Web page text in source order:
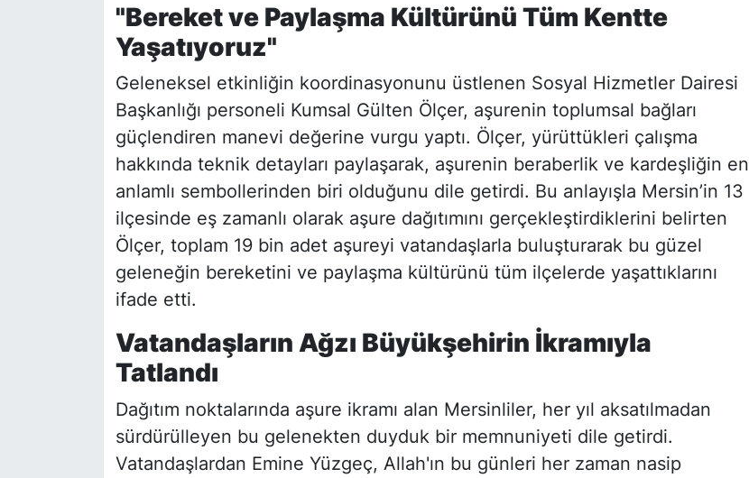
"Bereket ve Paylaşma Kültürünü Tüm Kentte
Yaşatıyoruz"
Geleneksel etkinliğin koordinasyonunu üstlenen Sosyal Hizmetler Dairesi
Başkanlığı personeli Kumsal Gülten Ölçer, aşurenin toplumsal bağları
güçlendiren manevi değerine vurgu yaptı. Ölçer, yürüttükleri çalışma
hakkında teknik detayları paylaşarak, aşurenin beraberlik ve kardeşliğin en
anlamlı sembollerinden biri olduğunu dile getirdi. Bu anlayışla Mersin’in 13
ilçesinde eş zamanlı olarak aşure dağıtımını gerçekleştirdiklerini belirten
Ölçer, toplam 19 bin adet aşureyi vatandaşlarla buluşturarak bu güzel
geleneğin bereketini ve paylaşma kültürünü tüm ilçelerde yaşattıklarını
ifade etti.
Vatandaşların Ağzı Büyükşehirin İkramıyla
Tatlandı
Dağıtım noktalarında aşure ikramı alan Mersinliler, her yıl aksatılmadan
sürdürülleyen bu gelenekten duyduk bir memnuniyeti dile getirdi.
Vatandaşlardan Emine Yüzgeç, Allah'ın bu günleri her zaman nasip